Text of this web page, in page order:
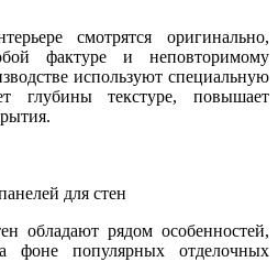
смотрятся оригинально,
фактуре и неповторимому
используют специальную
глубины текстуре, повышает
для стен
обладают рядом особенностей,
фоне популярных отделочных